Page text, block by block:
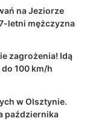
na Jeziorze
letni mężczyzna
zagrożenia! Idą
100 km/h
w Olsztynie.
października